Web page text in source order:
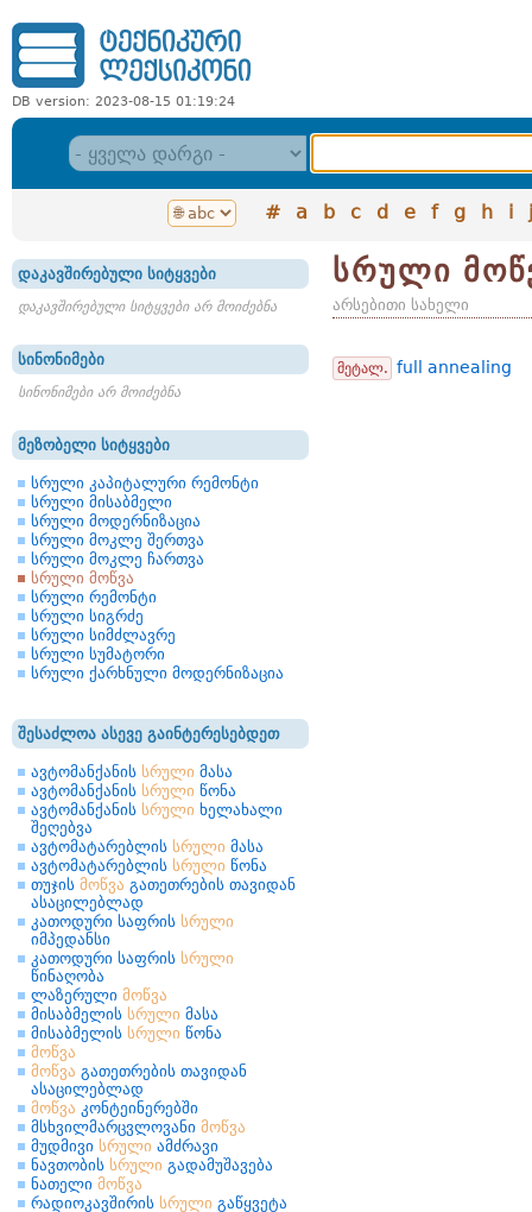
DB version: 2023-08-15 01:19:24
# a b c d e f g h i j
დაკავშირებული სიტყვები
დაკავშირებული სიტყვები არ მოიძებნა
სინონიმები
სინონიმები არ მოიძებნა
მეზობელი სიტყვები
სრული კაპიტალური რემონტი
სრული მისაბმელი
სრული მოდერნიზაცია
სრული მოკლე შერთვა
სრული მოკლე ჩართვა
სრული მოწვა
სრული რემონტი
სრული სიგრძე
სრული სიმძლავრე
სრული სუმატორი
სრული ქარხნული მოდერნიზაცია
შესაძლოა ასევე გაინტერესებდეთ
ავტომანქანის სრული მასა
ავტომანქანის სრული წონა
ავტომანქანის სრული ხელახალი
შეღებვა
ავტომატარებლის სრული მასა
ავტომატარებლის სრული წონა
თუჯის მოწვა გათეთრების თავიდან
ასაცილებლად
კათოდური საფრის სრული
იმპედანსი
კათოდური საფრის სრული
წინაღობა
ლაზერული მოწვა
მისაბმელის სრული მასა
მისაბმელის სრული წონა
მოწვა
მოწვა გათეთრების თავიდან
ასაცილებლად
მოწვა კონტეინერებში
მსხვილმარცვლოვანი მოწვა
მუდმივი სრული ამძრავი
ნავთობის სრული გადამუშავება
ნათელი მოწვა
რადიოკავშირის სრული გაწყვეტა
სრული
არსებითი სახელი
მეტალ. full annealing